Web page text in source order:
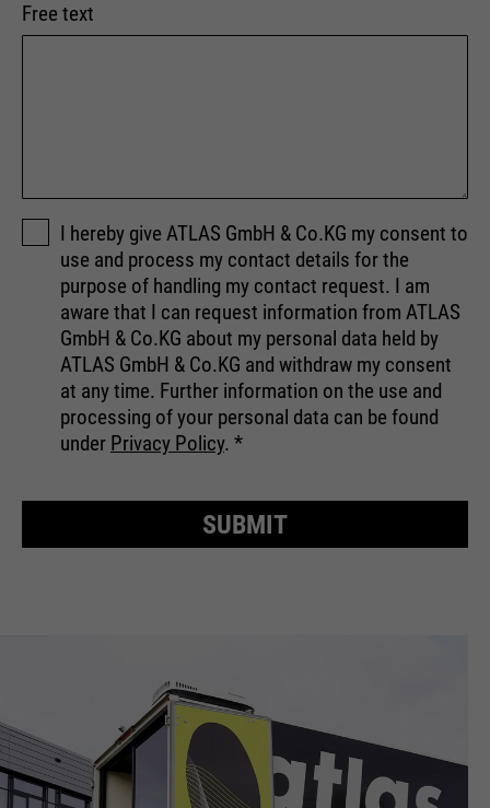
Free text
I hereby give ATLAS GmbH & Co.KG my consent to
use and process my contact details for the
purpose of handling my contact request. I am
aware that I can request information from ATLAS
GmbH & Co.KG about my personal data held by
ATLAS GmbH & Co.KG and withdraw my consent
at any time. Further information on the use and
processing of your personal data can be found
under Privacy Policy. *
SUBMIT